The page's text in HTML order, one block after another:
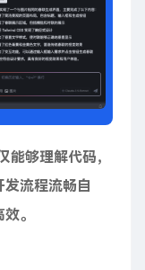
够理解代码，
流程流畅自
。